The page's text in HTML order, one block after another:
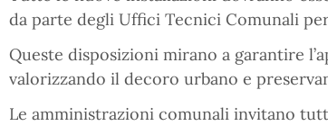
da parte degli Uffici Tecnici Comunali
Queste disposizioni mirano a garantire
valorizzando il decoro urbano e
Le amministrazioni comunali invitano